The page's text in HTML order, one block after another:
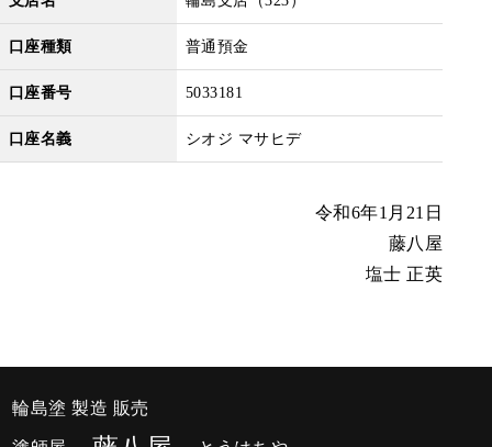
口座種類 普通預金
口座番号 5033181
口座名義 シオジ マサヒデ
令和6年1月21日
藤八屋
塩士 正英
輪島塗 製造 販売